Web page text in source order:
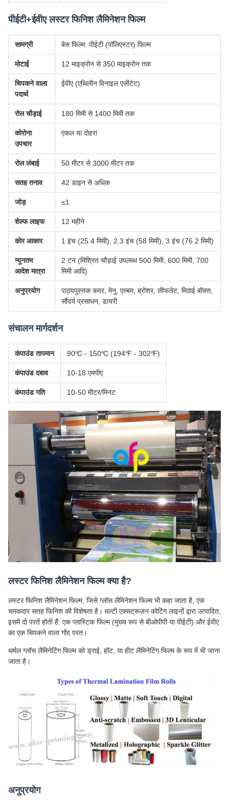
पीईटी+ईवीए लस्टर फिनिश लैमिनेशन फिल्म
सामग्री बेस फिल्म: पीईटी (पॉलिएस्टर) फिल्म
मोटाई 12 माइक्रोन से 350 माइक्रोन तक
चिपकने वाला
पदार्थ
ईवीए (एथिलीन विनाइल एसीटेट)
रोल चौड़ाई 180 मिमी से 1400 मिमी तक
कोरोना
उपचार
एकल या दोहरा
रोल लंबाई 50 मीटर से 3000 मीटर तक
सतह तनाव 42 डाइन से अधिक
जोड़ ≤1
शेल्फ लाइफ 12 महीने
कोर आकार 1 इंच (25.4 मिमी), 2.3 इंच (58 मिमी), 3 इंच (76.2 मिमी)
न्यूनतम
आदेश मात्रा
2 टन (मिश्रित चौड़ाई उपलब्ध 500 मिमी, 600 मिमी, 700
मिमी आदि)
अनुप्रयोग
पाठ्यपुस्तक कवर, मेनू, एल्बम, ब्रोशर, लीफलेट, मिठाई बॉक्स,
सौंदर्य प्रसाधन, डायरी
संचालन मार्गदर्शन
कंपाउंड तापमान 90℃ - 150℃ (194℉ - 302℉)
कंपाउंड दबाव 10-18 एमपीए
कंपाउंड गति 10-50 मीटर/मिनट
लस्टर फिनिश लैमिनेशन फिल्म क्या है?
लस्टर फिनिश लैमिनेशन फिल्म, जिसे ग्लॉस लैमिनेशन फिल्म भी कहा जाता है, एक
चमकदार सतह फिनिश की विशेषता है। मल्टी एक्सट्रूज़न कोटिंग लाइनों द्वारा उत्पादित,
इसमें दो परतें होती हैं: एक प्लास्टिक फिल्म (मुख्य रूप से बीओपीपी या पीईटी) और ईवीए
का एक चिपकने वाला गोंद परत।
थर्मल ग्लॉस लैमिनेटिंग फिल्म को ड्राई, हॉट, या हीट लैमिनेटिंग फिल्म के रूप में भी जाना
जाता है।
अनुप्रयोग